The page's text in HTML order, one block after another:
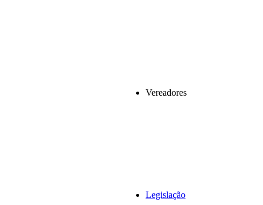
Vereadores
Legislação